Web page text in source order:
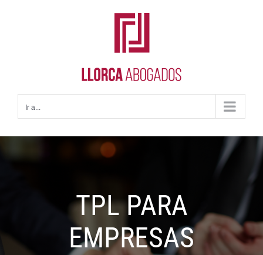
Ir a...
TPL PARA
EMPRESAS